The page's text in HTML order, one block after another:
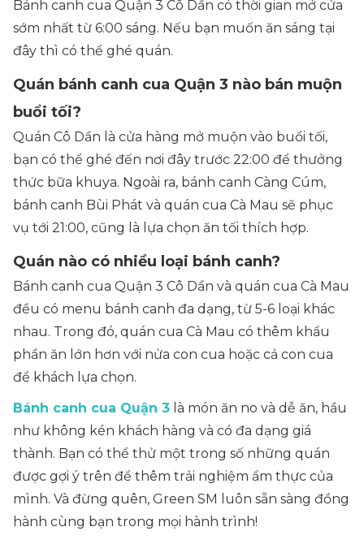
Bánh canh cua Quận 3 Cô Dần có thời gian mở cửa
sớm nhất từ 6:00 sáng. Nếu bạn muốn ăn sáng tại
đây thì có thể ghé quán.
Quán bánh canh cua Quận 3 nào bán muộn
buổi tối?
Quán Cô Dần là cửa hàng mở muộn vào buổi tối,
bạn có thể ghé đến nơi đây trước 22:00 để thưởng
thức bữa khuya. Ngoài ra, bánh canh Càng Cúm,
bánh canh Bùi Phát và quán cua Cà Mau sẽ phục
vụ tới 21:00, cũng là lựa chọn ăn tối thích hợp.
Quán nào có nhiều loại bánh canh?
Bánh canh cua Quận 3 Cô Dần và quán cua Cà Mau
đều có menu bánh canh đa dạng, từ 5-6 loại khác
nhau. Trong đó, quán cua Cà Mau có thêm khẩu
phần ăn lớn hơn với nửa con cua hoặc cả con cua
để khách lựa chọn.
Bánh canh cua Quận 3 là món ăn no và dễ ăn, hầu
như không kén khách hàng và có đa dạng giá
thành. Bạn có thể thử một trong số những quán
được gợi ý trên để thêm trải nghiệm ẩm thực của
mình. Và đừng quên, Green SM luôn sẵn sàng đồng
hành cùng bạn trong mọi hành trình!